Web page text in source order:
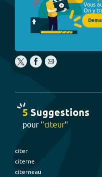
Vous
On y
5Suggestions
pour "citeur"
citer
citerne
citerneau